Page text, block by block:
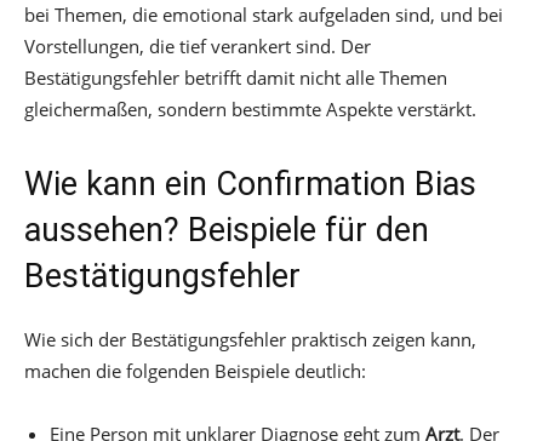
bei Themen, die emotional stark aufgeladen sind, und bei
Vorstellungen, die tief verankert sind. Der
Bestätigungsfehler betrifft damit nicht alle Themen
gleichermaßen, sondern bestimmte Aspekte verstärkt.
Wie kann ein Confirmation Bias
aussehen? Beispiele für den
Bestätigungsfehler
Wie sich der Bestätigungsfehler praktisch zeigen kann,
machen die folgenden Beispiele deutlich:
Eine Person mit unklarer Diagnose geht zum Arzt. Der